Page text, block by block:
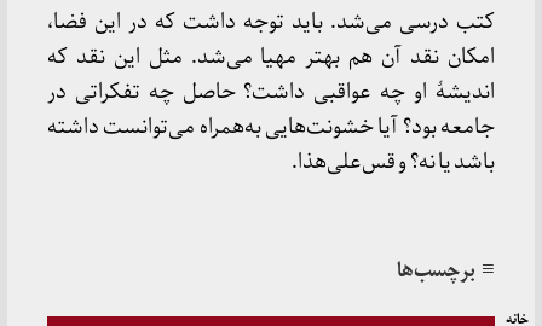
کتب درسی می‌شد. باید توجه داشت که در این فضا،
امکان نقد آن هم بهتر مهیا می‌شد. مثل این نقد که
اندیشۀ او چه عواقبی داشت؟ حاصل چه تفکراتی در
جامعه بود؟ آیا خشونت‌هایی به‌همراه می‌توانست داشته
باشد یا نه؟ و قس‌علی‌هذا.
≡ برچسب‌ها